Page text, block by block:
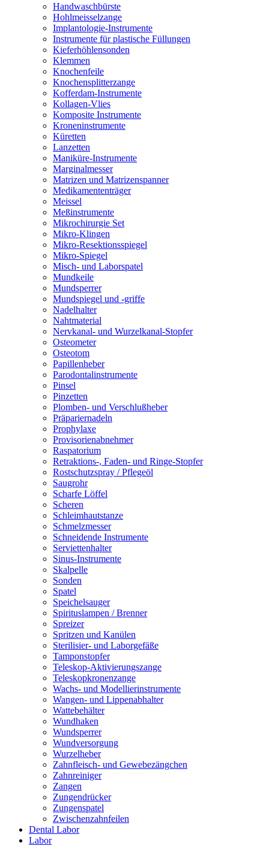
Handwaschbürste
Hohlmeisselzange
Implantologie-Instrumente
Instrumente für plastische Füllungen
Kieferhöhlensonden
Klemmen
Knochenfeile
Knochensplitterzange
Kofferdam-Instrumente
Kollagen-Vlies
Komposite Instrumente
Kroneninstrumente
Küretten
Lanzetten
Maniküre-Instrumente
Marginalmesser
Matrizen und Matrizenspanner
Medikamententräger
Meissel
Meßinstrumente
Mikrochirurgie Set
Mikro-Klingen
Mikro-Resektionsspiegel
Mikro-Spiegel
Misch- und Laborspatel
Mundkeile
Mundsperrer
Mundspiegel und -griffe
Nadelhalter
Nahtmaterial
Nervkanal- und Wurzelkanal-Stopfer
Osteometer
Osteotom
Papillenheber
Parodontalinstrumente
Pinsel
Pinzetten
Plomben- und Verschlußheber
Präpariernadeln
Prophylaxe
Provisorienabnehmer
Raspatorium
Retraktions-, Faden- und Ringe-Stopfer
Rostschutzspray / Pflegeöl
Saugrohr
Scharfe Löffel
Scheren
Schleimhautstanze
Schmelzmesser
Schneidende Instrumente
Serviettenhalter
Sinus-Instrumente
Skalpelle
Sonden
Spatel
Speichelsauger
Spirituslampen / Brenner
Spreizer
Spritzen und Kanülen
Sterilisier- und Laborgefäße
Tamponstopfer
Teleskop-Aktivierungszange
Teleskopkronenzange
Wachs- und Modellierinstrumente
Wangen- und Lippenabhalter
Wattebehälter
Wundhaken
Wundsperrer
Wundversorgung
Wurzelheber
Zahnfleisch- und Gewebezängchen
Zahnreiniger
Zangen
Zungendrücker
Zungenspatel
Zwischenzahnfeilen
Dental Labor
Labor